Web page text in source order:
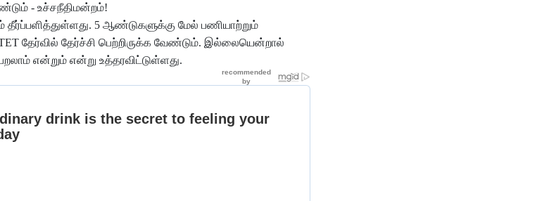
- உச்சநீதிமன்றம்!
தீர்ப்பளித்துள்ளது. 5 ஆண்டுகளுக்கு மேல் பணியாற்றும்
தேர்வில் தேர்ச்சி பெற்றிருக்க வேண்டும். இல்லையென்றால்
என்றும் என்று உத்தரவிட்டுள்ளது.